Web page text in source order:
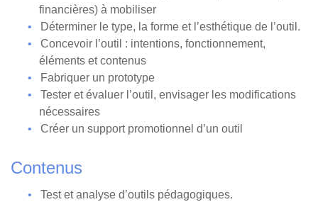
financières) à mobiliser
Déterminer le type, la forme et l’esthétique de l’outil.
Concevoir l’outil : intentions, fonctionnement,
éléments et contenus
Fabriquer un prototype
Tester et évaluer l’outil, envisager les modifications
nécessaires
Créer un support promotionnel d’un outil
Contenus
Test et analyse d’outils pédagogiques.